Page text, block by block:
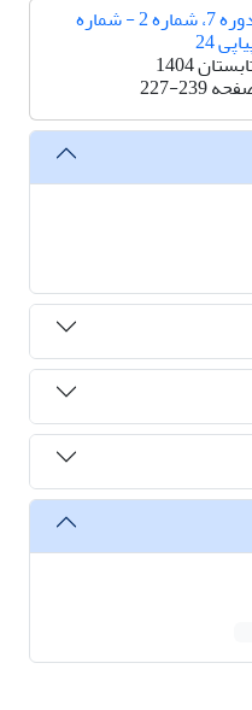
دوره 7، شماره 2 - شماره
24
1404
227-239